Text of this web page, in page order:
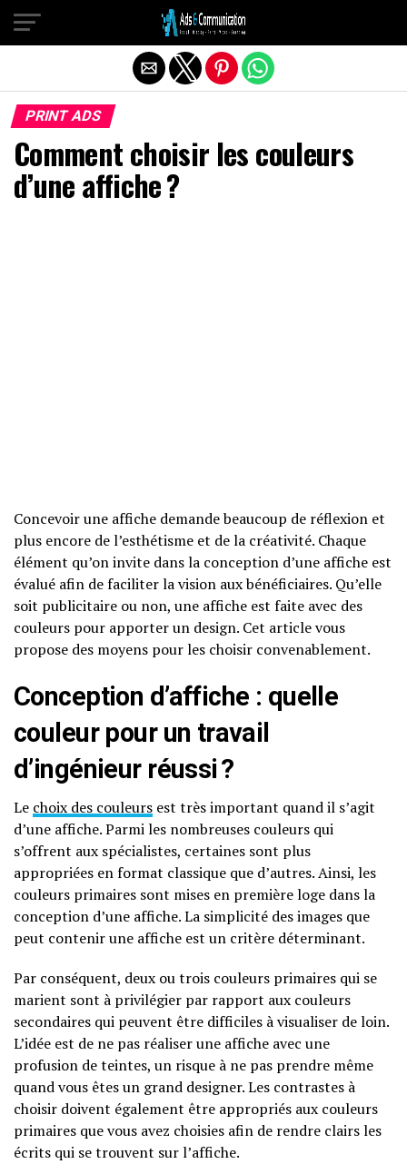
PRINT ADS
Comment choisir les couleurs
d’une affiche ?
Concevoir une affiche demande beaucoup de réflexion et
plus encore de l’esthétisme et de la créativité. Chaque
élément qu’on invite dans la conception d’une affiche est
évalué afin de faciliter la vision aux bénéficiaires. Qu’elle
soit publicitaire ou non, une affiche est faite avec des
couleurs pour apporter un design. Cet article vous
propose des moyens pour les choisir convenablement.
Conception d’affiche : quelle
couleur pour un travail
d’ingénieur réussi ?
Le choix des couleurs est très important quand il s’agit
d’une affiche. Parmi les nombreuses couleurs qui
s’offrent aux spécialistes, certaines sont plus
appropriées en format classique que d’autres. Ainsi, les
couleurs primaires sont mises en première loge dans la
conception d’une affiche. La simplicité des images que
peut contenir une affiche est un critère déterminant.
Par conséquent, deux ou trois couleurs primaires qui se
marient sont à privilégier par rapport aux couleurs
secondaires qui peuvent être difficiles à visualiser de loin.
L’idée est de ne pas réaliser une affiche avec une
profusion de teintes, un risque à ne pas prendre même
quand vous êtes un grand designer. Les contrastes à
choisir doivent également être appropriés aux couleurs
primaires que vous avez choisies afin de rendre clairs les
écrits qui se trouvent sur l’affiche.
Quitter la version mobile